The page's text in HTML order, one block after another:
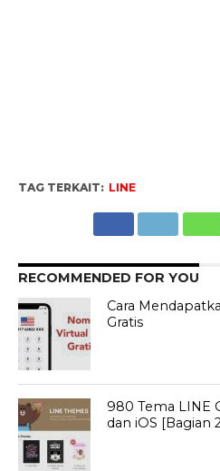
TAG TERKAIT: LINE
RECOMMENDED FOR YOU
Cara
Gratis
980 Tema LINE
dan iOS [Bagian